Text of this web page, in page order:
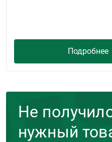
Подробнее
Не
нужный